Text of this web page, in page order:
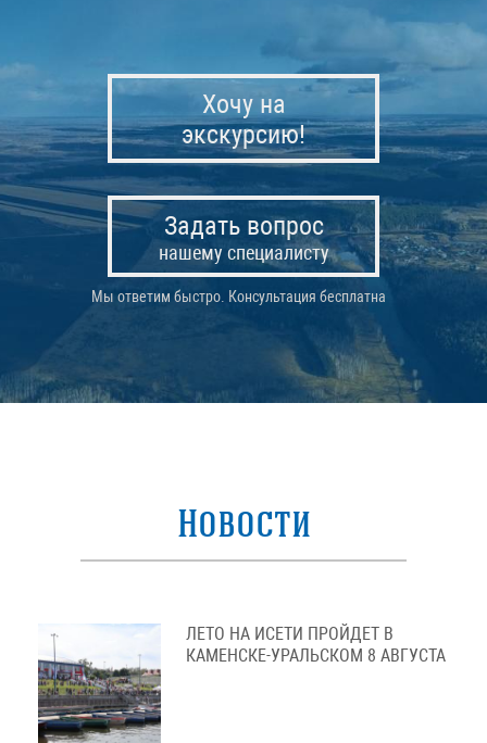
Хочу на
экскурсию!
Задать вопрос
нашему специалисту
Мы ответим быстро. Консультация бесплатна
Новости
ЛЕТО НА ИСЕТИ ПРОЙДЕТ В
КАМЕНСКЕ-УРАЛЬСКОМ 8 АВГУСТА